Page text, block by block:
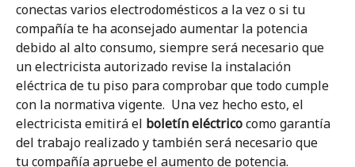
conectas varios electrodomésticos a la vez o si tu
compañía te ha aconsejado aumentar la potencia
debido al alto consumo, siempre será necesario que
un electricista autorizado revise la instalación
eléctrica de tu piso para comprobar que todo cumple
con la normativa vigente. Una vez hecho esto, el
electricista emitirá el boletín eléctricocomo garantía
del trabajo realizado y también será necesario que
tu compañía apruebe el aumento de potencia.